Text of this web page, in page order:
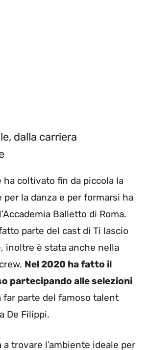
dalla carriera
ha coltivato fin da piccola la
per la danza e per formarsi ha
Balletto di Roma.
parte del cast di Ti lascio
inoltre è stata anche nella
Nel 2020 ha fatto il
partecipando alle selezioni
far parte del famoso talent
De Filippi.
a trovare l’ambiente ideale per